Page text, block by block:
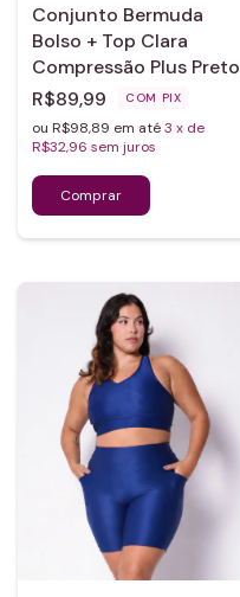
Conjunto Bermuda
Bolso + Top Clara
Compressão Plus Preto
R$89,99
COM PIX
ou R$98,89 em até3 x de
R$32,96 sem juros